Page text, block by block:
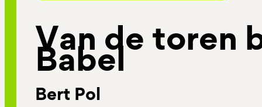
Van de toren
Babel
Bert Pol